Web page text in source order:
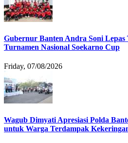
Gubernur Banten Andra Soni Lepas
Turnamen Nasional Soekarno Cup
Friday, 07/08/2026
Wagub Dimyati Apresiasi Polda
untuk Warga Terdampak